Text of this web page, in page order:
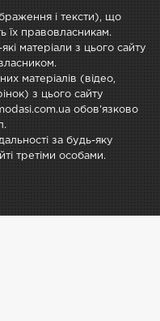
і тексти), що
їх правовласникам.
матеріали з цього сайту
матеріалів (відео,
з цього сайту
обов'язково
за будь-яку
третіми особами.